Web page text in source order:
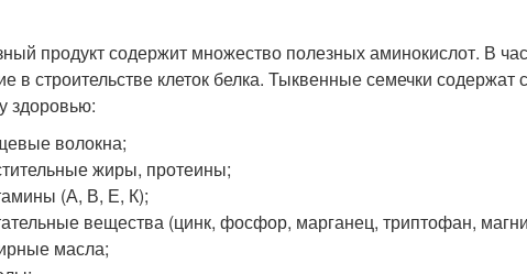
продукт содержит множество полезных аминокислот. В
в строительстве клеток белка. Тыквенные семечки
здоровью:
волокна;
жиры, протеины;
(А, В, Е, К);
вещества (цинк, фосфор, марганец, триптофан,
масла;